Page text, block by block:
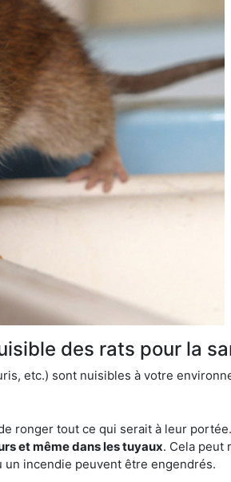
des rats pour la
etc.) sont nuisibles à votre
ronger tout ce qui serait à leur
et même dans les tuyaux. Cela peut
incendie peuvent être engendrés.